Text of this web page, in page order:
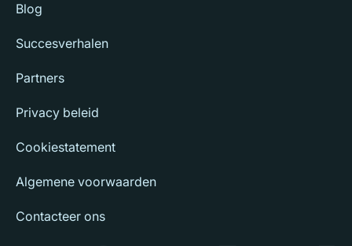
Blog
Succesverhalen
Partners
Privacy beleid
Cookiestatement
Algemene voorwaarden
Contacteer ons